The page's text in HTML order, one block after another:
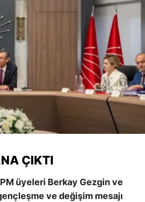
ÇIKTI
üyeleri Berkay Gezgin ve
ve değişim mesajı